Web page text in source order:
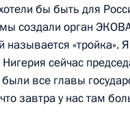
Официальные
бы быть для
создали орган
«тройка».
сейчас
все главы
завтра у нас там